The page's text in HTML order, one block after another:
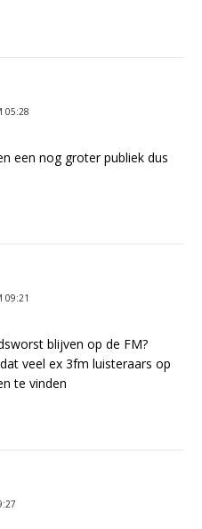
05:28
een nog groter publiek dus
09:21
blijven op de FM?
veel ex 3fm luisteraars op
te vinden